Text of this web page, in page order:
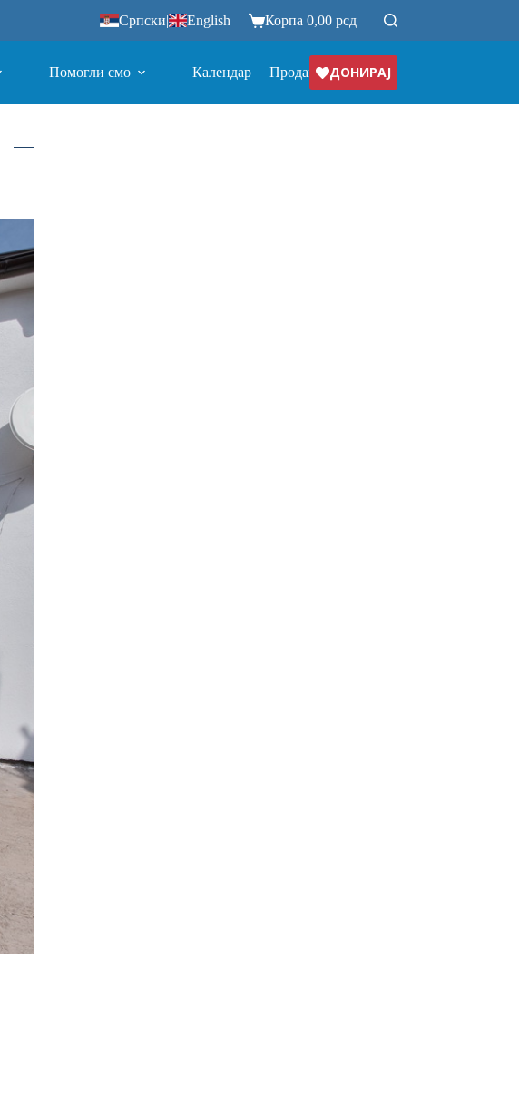
Српски| English Корпа 0,00 рсд
Помогли смо Календар ПродавницаДОНИРАЈ